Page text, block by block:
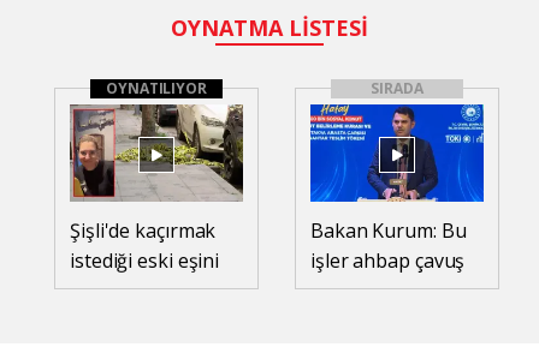
OYNATMA LİSTESİ
OYNATILIYOR
Şişli'de kaçırmak
istediği eski eşini
sokak ortasında
SIRADA
Bakan Kurum: Bu
işler ahbap çavuş
ilişkisiyle yürümez